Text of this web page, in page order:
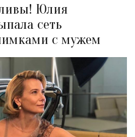
Юлия
сеть
с мужем